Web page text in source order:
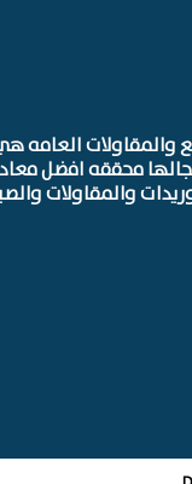
والمقاولات
محققه افضل
والمقاولات